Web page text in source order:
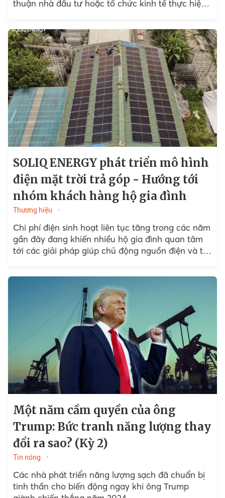
thuận nhà đầu tư hoặc tổ chức kinh tế thực hiện
SOLIQ ENERGY phát triển mô hình
điện mặt trời trả góp - Hướng tới
nhóm khách hàng hộ gia đình
Thương hiệu
Chi phí điện sinh hoạt liên tục tăng trong các năm
gần đây đang khiến nhiều hộ gia đình quan tâm
tới các giải pháp giúp chủ động nguồn điện và tối
Một năm cầm quyền của ông
Trump: Bức tranh năng lượng thay
đổi ra sao? (Kỳ 2)
Tin nóng
Các nhà phát triển năng lượng sạch đã chuẩn bị
tinh thần cho biến động ngay khi ông Trump